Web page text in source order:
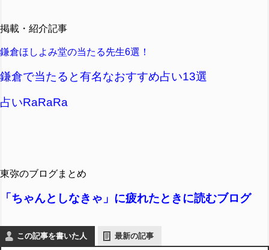
掲載・紹介記事
鎌倉ほしよみ堂の当たる先生6選！
鎌倉で当たると有名なおすすめ占い13選
占いRaRaRa
東弥のブログまとめ
「ちゃんとしなきゃ」に疲れたときに読むブログ
この記事を書いた人 最新の記事